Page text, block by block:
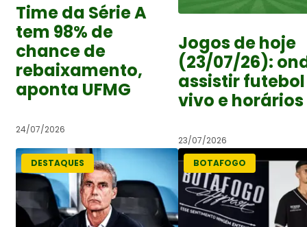
Time da Série A
tem 98% de
chance de
rebaixamento,
aponta UFMG
24/07/2026
Jogos de hoje
(23/07/26):
assistir
vivo e horários
23/07/2026
DESTAQUES
BOTAFOGO